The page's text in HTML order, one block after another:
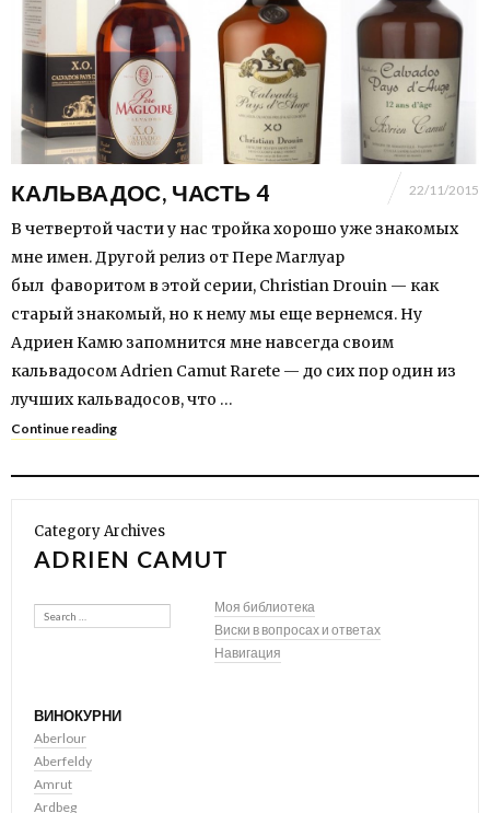
КАЛЬВАДОС, ЧАСТЬ 4 22/11/2015
В четвертой части у нас тройка хорошо уже знакомых
мне имен. Другой релиз от Пере Маглуар
был фаворитом в этой серии, Christian Drouin — как
старый знакомый, но к нему мы еще вернемся. Ну
Адриен Камю запомнится мне навсегда своим
кальвадосом Adrien Camut Rarete — до сих пор один из
лучших кальвадосов, что …
Continue reading
Category Archives
ADRIEN CAMUT
Search
Моя библиотека
Виски в вопросах и ответах
Навигация
ВИНОКУРНИ
Aberlour
Aberfeldy
Amrut
Ardbeg